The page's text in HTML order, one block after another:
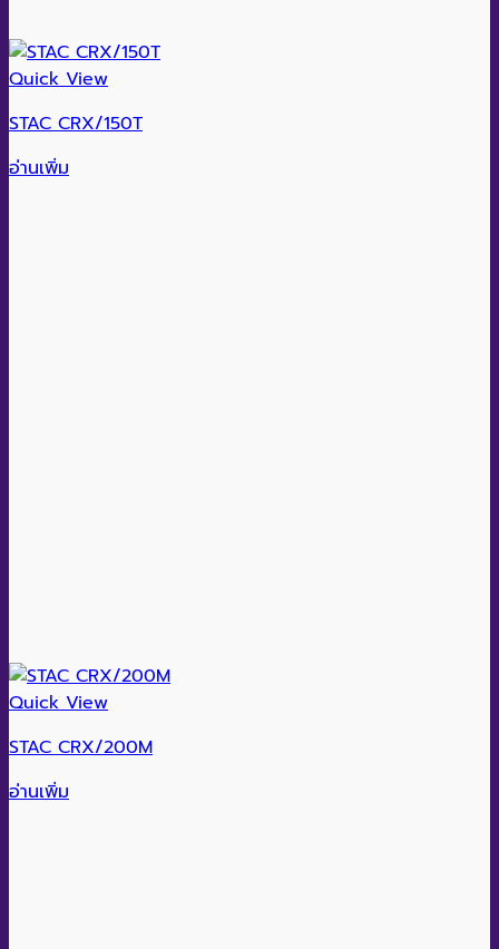
Quick View
STAC CRX/150T
อ่านเพิ่ม
Quick View
STAC CRX/200M
อ่านเพิ่ม